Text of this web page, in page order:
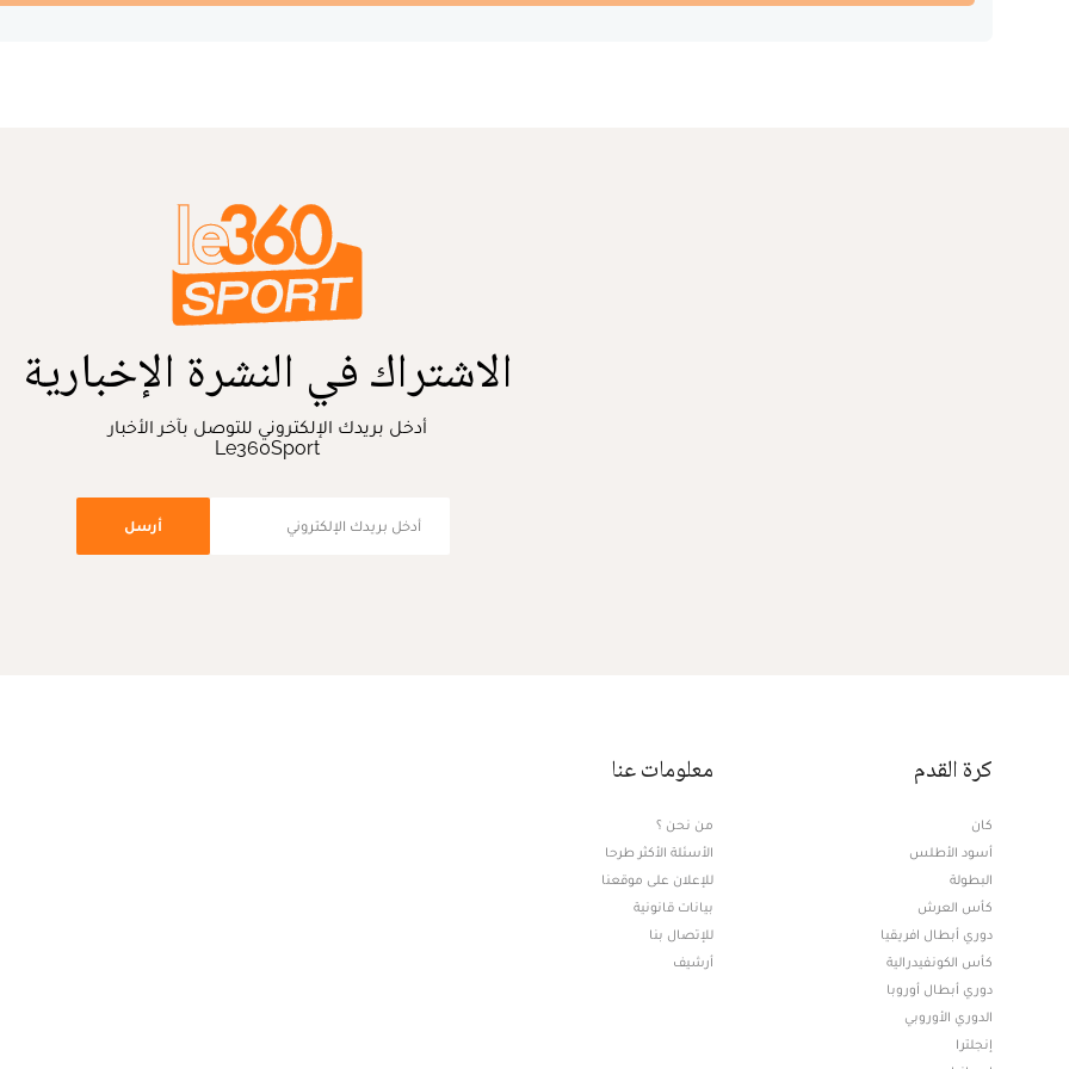
الاشتراك في النشرة الإخبارية
أدخل بريدك الإلكتروني للتوصل بآخر الأخبار
Le360Sport
أرسل
كرة القدم
كان
أسود الأطلس
البطولة
كأس العرش
دوري أبطال افريقيا
كأس الكونفيدرالية
دوري أبطال أوروبا
الدوري الأوروبي
إنجلترا
معلومات عنا
من نحن ؟
الأسئلة الأكثر طرحا
للإعلان على موقعنا
بيانات قانونية
للإتصال بنا
أرشيف